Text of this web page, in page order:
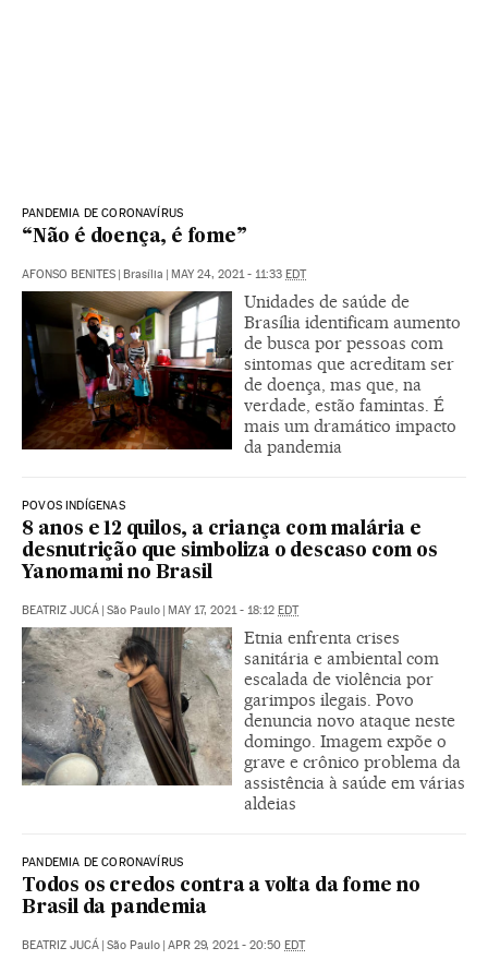
PANDEMIA DE CORONAVÍRUS
“Não é doença, é fome”
AFONSO BENITES | Brasília | MAY 24, 2021 - 11:33 EDT
Unidades de saúde de
Brasília identificam aumento
de busca por pessoas com
sintomas que acreditam ser
de doença, mas que, na
verdade, estão famintas. É
mais um dramático impacto
da pandemia
POVOS INDÍGENAS
8 anos e 12 quilos, a criança com malária e
desnutrição que simboliza o descaso com os
Yanomami no Brasil
BEATRIZ JUCÁ | São Paulo | MAY 17, 2021 - 18:12 EDT
Etnia enfrenta crises
sanitária e ambiental com
escalada de violência por
garimpos ilegais. Povo
denuncia novo ataque neste
domingo. Imagem expõe o
grave e crônico problema da
assistência à saúde em várias
aldeias
PANDEMIA DE CORONAVÍRUS
Todos os credos contra a volta da fome no
Brasil da pandemia
BEATRIZ JUCÁ | São Paulo | APR 29, 2021 - 20:50 EDT